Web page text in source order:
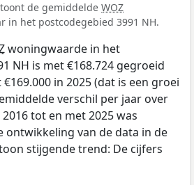
de gemiddelde WOZ
in het postcodegebied 3991 NH.
woningwaarde in het
NH is met €168.724 gegroeid
in 2025 (dat is een groei
verschil per jaar over
tot en met 2025 was
ontwikkeling van de data in de
stijgende trend: De cijfers